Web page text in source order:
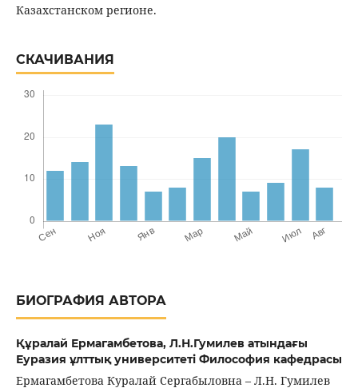
Казахстанском регионе.
СКАЧИВАНИЯ
БИОГРАФИЯ АВТОРА
Құралай Ермагамбетова, Л.Н.Гумилев атындағы
Еуразия ұлттық университеті Философия кафедрасы
Ермагамбетова Куралай Сергабыловна – Л.Н. Гумилев